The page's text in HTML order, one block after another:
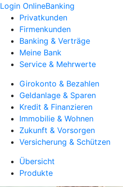
Login OnlineBanking
Privatkunden
Firmenkunden
Banking & Verträge
Meine Bank
Service & Mehrwerte
Girokonto & Bezahlen
Geldanlage & Sparen
Kredit & Finanzieren
Immobilie & Wohnen
Zukunft & Vorsorgen
Versicherung & Schützen
Übersicht
Produkte